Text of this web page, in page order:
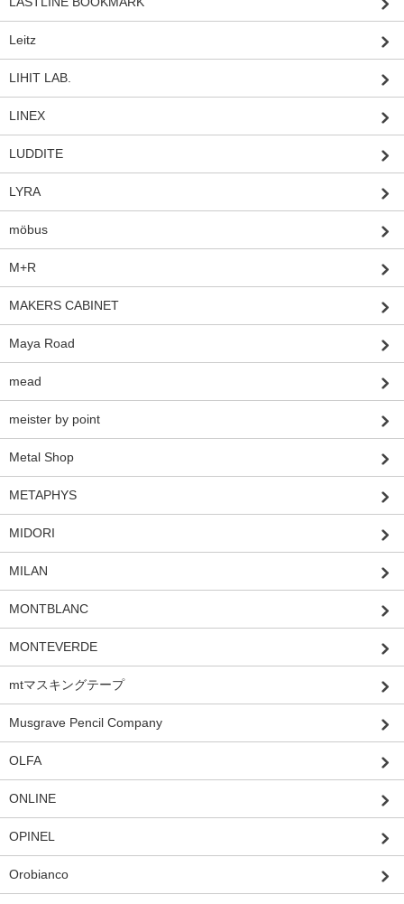
Leitz
LIHIT LAB.
LINEX
LUDDITE
LYRA
möbus
M+R
MAKERS CABINET
Maya Road
mead
meister by point
Metal Shop
METAPHYS
MIDORI
MILAN
MONTBLANC
MONTEVERDE
mtマスキングテープ
Musgrave Pencil Company
OLFA
ONLINE
OPINEL
Orobianco